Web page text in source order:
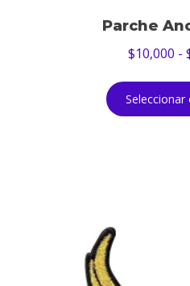
Parche
$10,000 -
Seleccionar